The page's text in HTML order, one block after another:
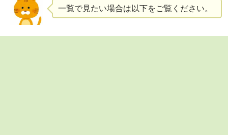
一覧で見たい場合は以下をご覧ください。